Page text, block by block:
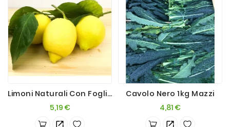
Limoni Naturali Con Foglia 1kg
5,19 €Prezzo
Cavolo Nero 1kg Mazzi
4,81 €Prezzo